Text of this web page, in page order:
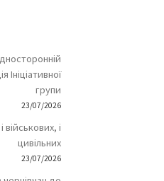
Ініціативної
групи
23/07/2026
військових, і
цивільних
23/07/2026